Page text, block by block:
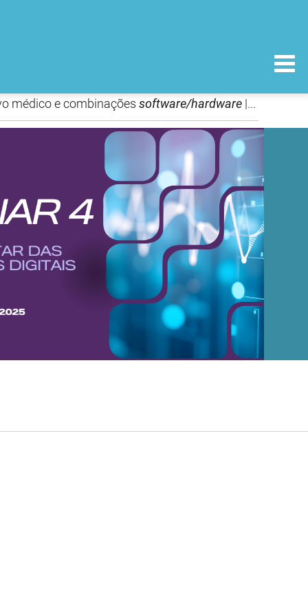
médico e combinações software/hardware| Gravação e apresentação disponíveis